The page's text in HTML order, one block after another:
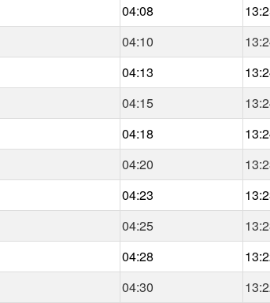
04:08
04:10
04:13
04:15
04:18
04:20
04:23
04:25
04:28
04:30